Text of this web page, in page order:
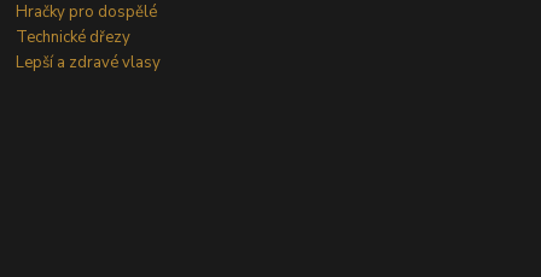
Hračky pro dospělé
Technické dřezy
Lepší a zdravé vlasy